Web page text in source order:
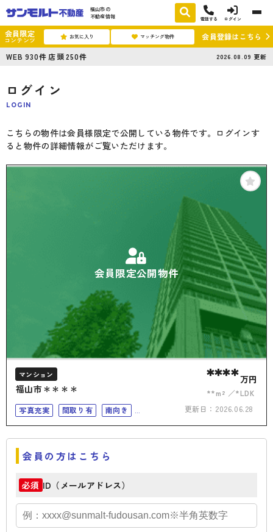
福山市の
不動産情報
電話する ログイン
会員限定
コンテンツ お気に入り マッチング物件
会員登録はこちら
WEB 930件 店頭250件 2026.08.09 更新
ログイン
LOGIN
こちらの物件は会員様限定で公開している物件です。ログインす
ると物件の詳細情報がご覧いただけます。
会員限定公開物件
マンション
福山市＊＊＊＊
****万円
**m²
*LDK
写真充実
間取り有
南向き
更新日： 2026.06.28
会員の方はこちら
必須 ID（メールアドレス）